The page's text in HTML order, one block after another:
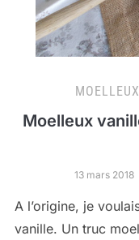
Moelleux
13 mars 2018
A l’origine, je
vanille. Un truc